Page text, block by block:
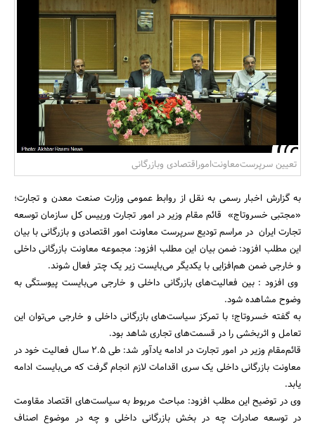
بانک، بیمه و سرمایه
مسکن و ساختمان
تعیین سرپرست‌معاونت‌اموراقتصادی وبازرگانی‌
به گزارش اخبار رسمی به نقل از روابط عمومی وزارت صنعت معدن و تجارت؛
«مجتبی خسروتاج» قائم مقام وزیر در امور تجارت ورییس کل سازمان توسعه
تجارت ایران در مراسم تودیع سرپرست معاونت امور اقتصادی و بازرگانی با بیان
این مطلب افزود: ضمن بیان این مطلب افزود: مجموعه معاونت بازرگانی داخلی
و خارجی ضمن هم‌افزایی با یکدیگر می‌بایست زیر یک چتر فعال شوند.
وی افزود : بین فعالیت‌های بازرگانی داخلی و خارجی می‌بایست پیوستگی به
وضوح مشاهده شود.
به گفته خسروتاج؛ با تمرکز سیاست‌های بازرگانی داخلی و خارجی می‌توان این
تعامل و اثربخشی را در قسمت‌های تجاری شاهد بود.
قائم‌مقام وزیر در امور تجارت در ادامه یادآور شد: طی 2.5 سال فعالیت خود در
معاونت بازرگانی داخلی یک سری اقدامات لازم انجام گرفت که می‌بایست ادامه
یابد.
وی در توضیح این مطلب افزود: مباحث مربوط به سیاست‌های اقتصاد مقاومت
در توسعه صادرات چه در بخش بازرگانی داخلی و چه در موضوع اصناف